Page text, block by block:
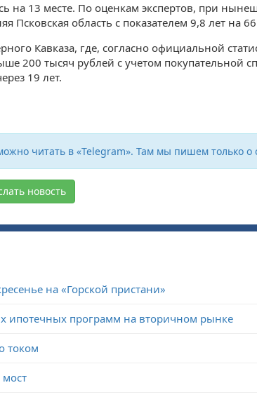
на 13 месте. По оценкам экспертов, при
Псковская область с показателем 9,8 лет на
Кавказа, где, согласно официальной
200 тысяч рублей с учетом покупательной
19 лет.
читать в «Telegram». Там мы пишем только
новость
на «Горской пристани»
ипотечных программ на вторичном рынке
током